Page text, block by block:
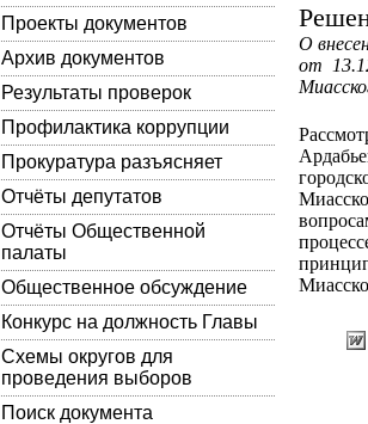
Проекты документов
Архив документов
Результаты проверок
Профилактика коррупции
Прокуратура разъясняет
Отчёты депутатов
Отчёты Общественной
палаты
Общественное обсуждение
Конкурс на должность Главы
Схемы округов для
проведения выборов
Поиск документа
О
от